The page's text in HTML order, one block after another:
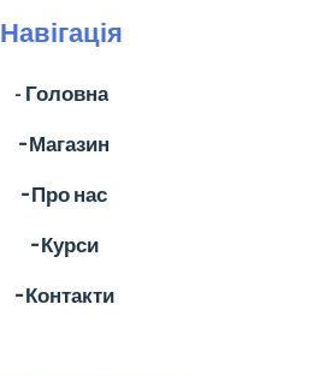
Навігація
- Головна
╶ Магазин
╶ Про нас
╶ Курси
╶ Контакти